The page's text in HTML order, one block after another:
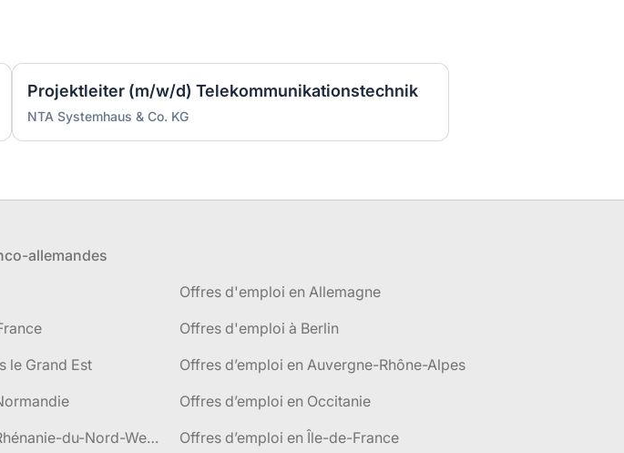
Projektleiter (m/w/d) Telekommunikationstechnik
NTA Systemhaus & Co. KG
allemandes
Offres d'emploi en Allemagne
Offres d'emploi à Berlin
le Grand Est
Offres d’emploi en Auvergne-Rhône-Alpes
Offres d’emploi en Occitanie
Offres d’emploi en Rhénanie-du-Nord-Westphalie
Offres d’emploi en Île-de-France